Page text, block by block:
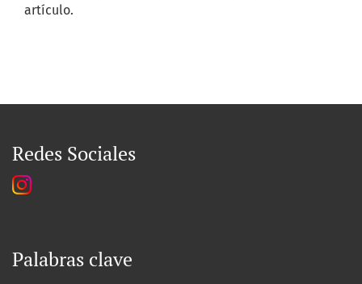
artículo.
Redes Sociales
Palabras clave